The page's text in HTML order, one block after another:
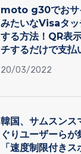
moto g30でおサ
みたいなVisaタッ
する方法！QR表
チするだけで支払
20/03/2022
韓国、サムスンス
ぐりユーザーらが
「速度制限付き